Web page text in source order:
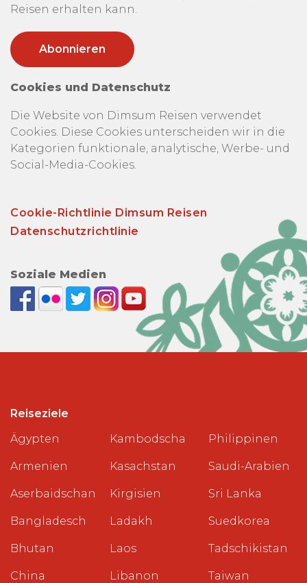
Reisen erhalten kann.
Cookies und Datenschutz
Die Website von Dimsum Reisen verwendet
Cookies. Diese Cookies unterscheiden wir in die
Kategorien funktionale, analytische, Werbe- und
Social-Media-Cookies.
Cookie-Richtlinie Dimsum Reisen
Datenschutzrichtlinie
Soziale Medien
Reiseziele
Ägypten
Armenien
Aserbaidschan
Bangladesch
Bhutan
China
Kambodscha
Kasachstan
Kirgisien
Ladakh
Laos
Libanon
Philippinen
Saudi-Arabien
Sri Lanka
Suedkorea
Tadschikistan
Taiwan